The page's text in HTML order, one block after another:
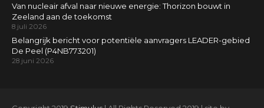
Van nucleair afval naar nieuwe energie: Thorizon bouwt in
Zeeland aan de toekomst
8 juli 2026
Belangrijk bericht voor potentiële aanvragers LEADER-gebied
De Peel (P4NB773201)
28 juni 2026